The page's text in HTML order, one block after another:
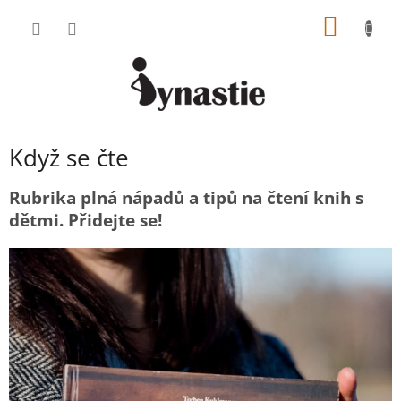
Když se čte
Rubrika plná nápadů a tipů na čtení knih s
dětmi. Přidejte se!
V
ý
p
i
s
č
l
á